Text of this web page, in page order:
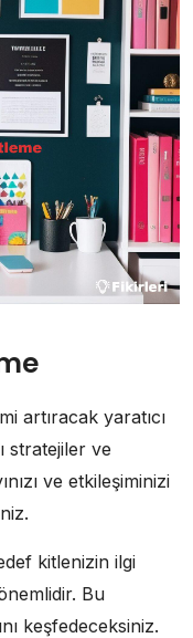
artıracak yaratıcı
stratejiler ve
ve etkileşiminizi
kitlenizin ilgi
Bu
keşfedeceksiniz.